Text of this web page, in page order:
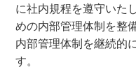
に社内規程を遵守いた
めの内部管理体制を整
内部管理体制を継続的
す。